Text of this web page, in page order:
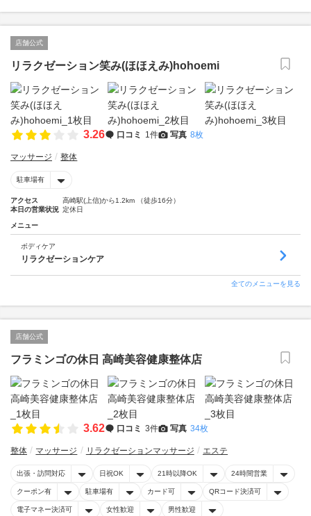
店舗公式
リラクゼーション笑み(ほほえみ)hohoemi
3.26 口コミ 1件 写真 8枚
マッサージ 整体
駐車場有
アクセス
高崎駅(上信)から1.2km （徒歩16分）
本日の営業状況 定休日
メニュー
ボディケア
リラクゼーションケア
全てのメニューを見る
店舗公式
フラミンゴの休日 高崎美容健康整体店
3.62 口コミ 3件 写真 34枚
整体 マッサージ リラクゼーションマッサージ エステ
出張・訪問対応 日祝OK 21時以降OK 24時間営業
クーポン有 駐車場有 カード可 QRコード決済可
電子マネー決済可 女性歓迎 男性歓迎